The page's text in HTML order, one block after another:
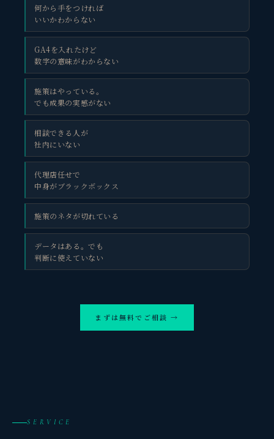
何から手をつければ
いいかわからない
GA4を入れたけど
数字の意味がわからない
施策はやっている。
でも成果の実感がない
相談できる人が
社内にいない
代理店任せで
中身がブラックボックス
施策のネタが切れている
データはある。でも
判断に使えていない
まずは無料でご相談 →
SERVICE